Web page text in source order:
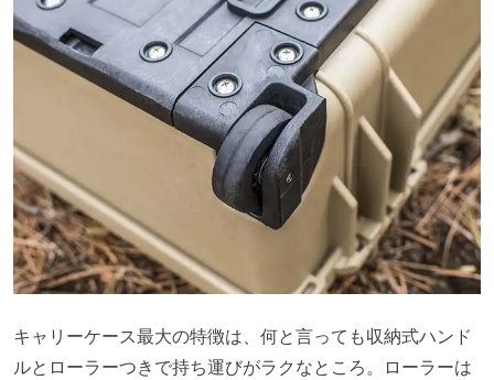
キャリーケース最大の特徴は、何と言っても収納式ハンド
ルとローラーつきで持ち運びがラクなところ。ローラーは